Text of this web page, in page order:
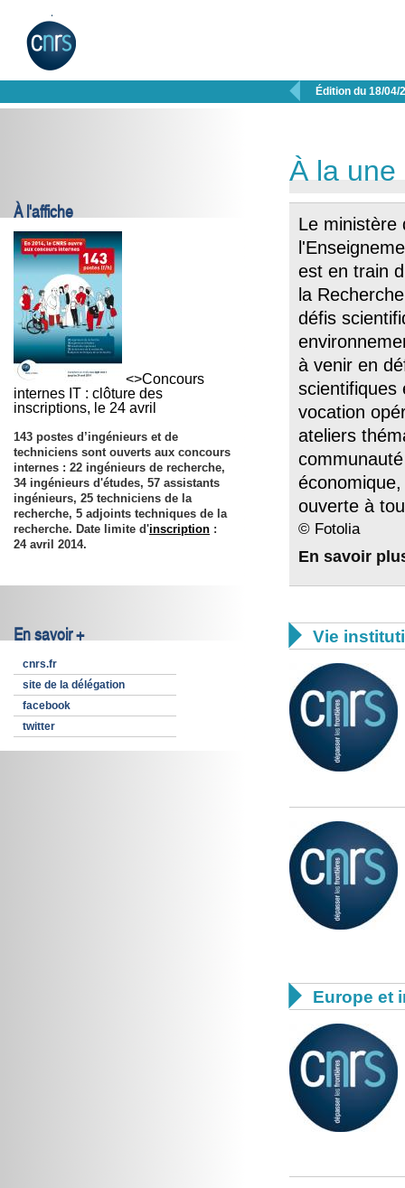
 Édition du 18/04/
À l'affiche
<>Concours
internes IT : clôture des
inscriptions, le 24 avril
143 postes d’ingénieurs et de
techniciens sont ouverts aux concours
internes : 22 ingénieurs de recherche,
34 ingénieurs d'études, 57 assistants
ingénieurs, 25 techniciens de la
recherche, 5 adjoints techniques de la
recherche. Date limite d'inscription :
24 avril 2014.
En savoir +
cnrs.fr
site de la délégation
facebook
twitter
À la une
Le ministère
est en train
la
défis
à venir en
scientifiques
vocation
ateliers
ouverte à
© Fotolia
En savoir
 Vie
 Europe et